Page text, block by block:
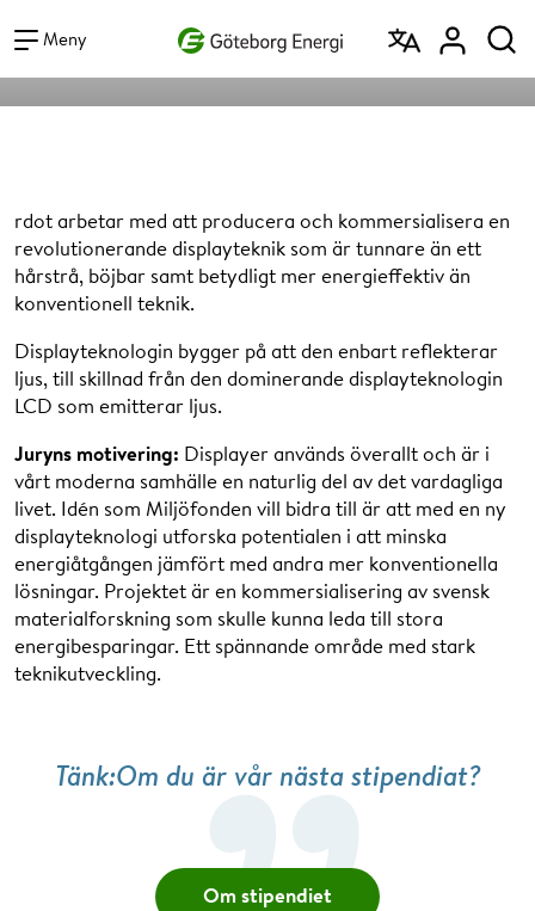
Meny
rdot AB
rdot arbetar med att producera och kommersialisera en
revolutionerande displayteknik som är tunnare än ett
hårstrå, böjbar samt betydligt mer energieffektiv än
konventionell teknik.
Displayteknologin bygger på att den enbart reflekterar
ljus, till skillnad från den dominerande displayteknologin
LCD som emitterar ljus.
Juryns motivering: Displayer används överallt och är i
vårt moderna samhälle en naturlig del av det vardagliga
livet. Idén som Miljöfonden vill bidra till är att med en ny
displayteknologi utforska potentialen i att minska
energiåtgången jämfört med andra mer konventionella
lösningar. Projektet är en kommersialisering av svensk
materialforskning som skulle kunna leda till stora
energibesparingar. Ett spännande område med stark
teknikutveckling.
Tänk:Om du är vår nästa stipendiat?
Om stipendiet